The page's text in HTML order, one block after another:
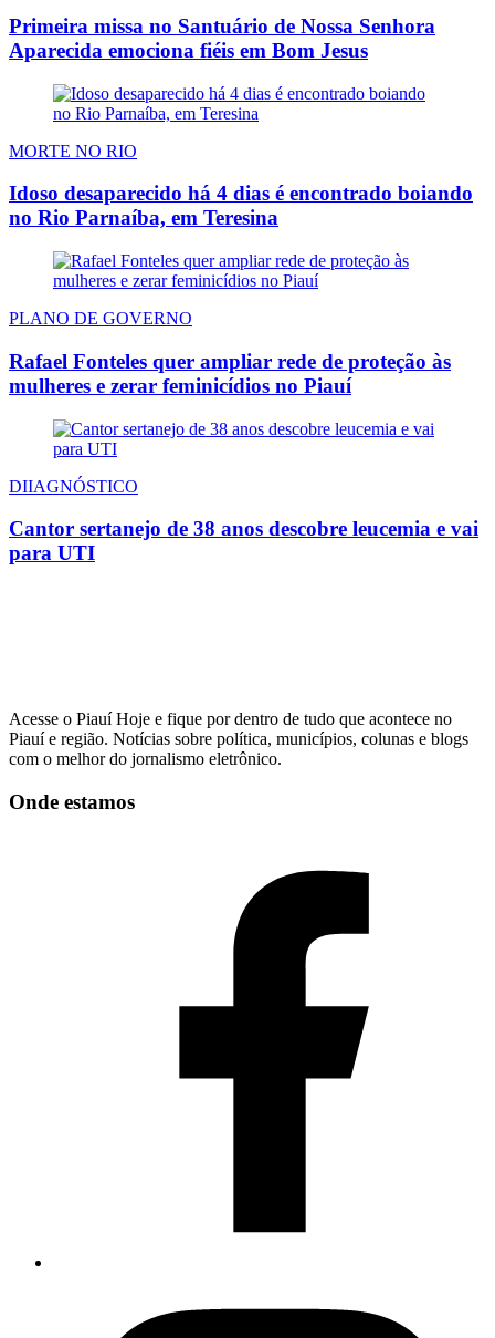
Primeira missa no Santuário de Nossa Senhora
Aparecida emociona fiéis em Bom Jesus
MORTE NO RIO
Idoso desaparecido há 4 dias é encontrado boiando
no Rio Parnaíba, em Teresina
PLANO DE GOVERNO
Rafael Fonteles quer ampliar rede de proteção às
mulheres e zerar feminicídios no Piauí
DIIAGNÓSTICO
Cantor sertanejo de 38 anos descobre leucemia e vai
para UTI
Acesse o Piauí Hoje e fique por dentro de tudo que acontece no
Piauí e região. Notícias sobre política, municípios, colunas e blogs
com o melhor do jornalismo eletrônico.
Onde estamos